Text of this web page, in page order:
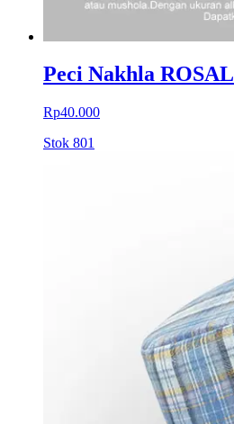
Peci Nakhla ROSAL
Rp40.000
Stok 801